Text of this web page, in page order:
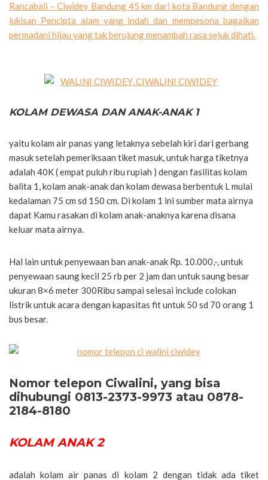
Rancabali – Ciwidey Bandung 45 km dari kota Bandung dengan
lukisan Pencipta alam yang indah dan mempesona bagaikan
permadani hijau yang tak berujung menambah rasa sejuk dihati.
KOLAM DEWASA DAN ANAK-ANAK 1
yaitu kolam air panas yang letaknya sebelah kiri dari gerbang
masuk setelah pemeriksaan tiket masuk, untuk harga tiketnya
adalah 40K ( empat puluh ribu rupiah ) dengan fasilitas kolam
balita 1, kolam anak-anak dan kolam dewasa berbentuk L mulai
kedalaman 75 cm sd 150 cm. Di kolam 1 ini sumber mata airnya
dapat Kamu rasakan di kolam anak-anaknya karena disana
keluar mata airnya.
Hal lain untuk penyewaan ban anak-anak Rp. 10.000,-, untuk
penyewaan saung kecil 25 rb per 2 jam dan untuk saung besar
ukuran 8×6 meter 300Ribu sampai selesai include colokan
listrik untuk acara dengan kapasitas fit untuk 50 sd 70 orang 1
bus besar.
Nomor telepon Ciwalini, yang bisa
dihubungi 0813-2373-9973 atau 0878-
2184-8180
KOLAM ANAK 2
adalah kolam air panas di kolam 2 dengan tidak ada tiket